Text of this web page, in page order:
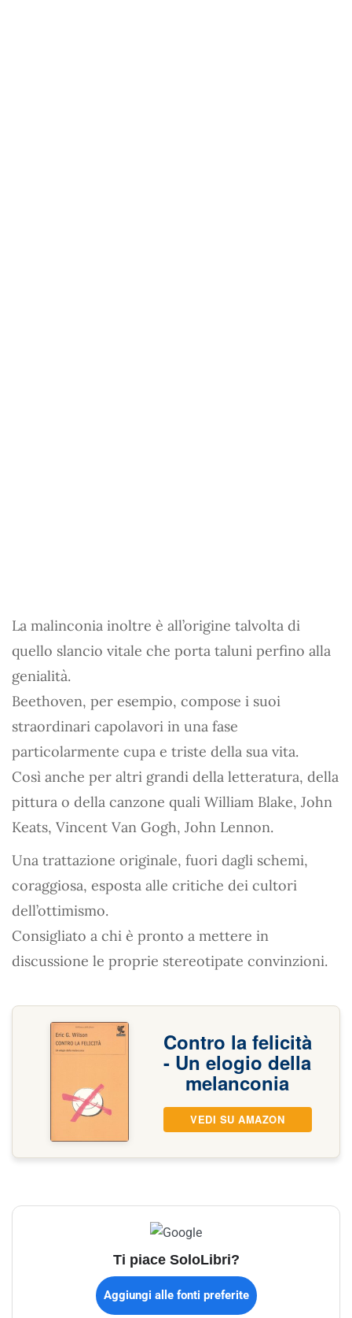
La malinconia inoltre è all’origine talvolta di
quello slancio vitale che porta taluni perfino alla
genialità.
Beethoven, per esempio, compose i suoi
straordinari capolavori in una fase
particolarmente cupa e triste della sua vita.
Così anche per altri grandi della letteratura, della
pittura o della canzone quali William Blake, John
Keats, Vincent Van Gogh, John Lennon.
Una trattazione originale, fuori dagli schemi,
coraggiosa, esposta alle critiche dei cultori
dell’ottimismo.
Consigliato a chi è pronto a mettere in
discussione le proprie stereotipate convinzioni.
Contro la felicità
- Un elogio della
melanconia
VEDI SU AMAZON
Ti piace SoloLibri?
Aggiungi alle fonti preferite